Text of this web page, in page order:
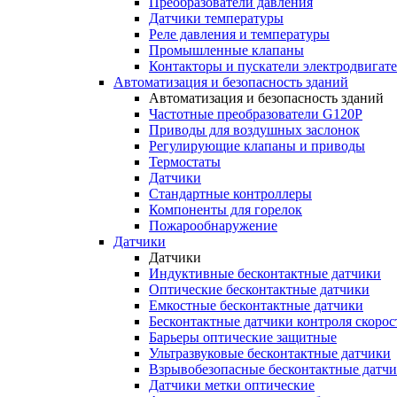
Датчики температуры
Реле давления и температуры
Промышленные клапаны
Контакторы и пускатели
Автоматизация и безопасность зданий
Автоматизация и безопасность зданий
Частотные преобразователи G120P
Приводы для воздушных заслонок
Регулирующие клапаны и приводы
Термостаты
Датчики
Стандартные контроллеры
Компоненты для горелок
Пожарообнаружение
Датчики
Датчики
Индуктивные бесконтактные датчики
Оптические бесконтактные датчики
Емкостные бесконтактные датчики
Бесконтактные датчики контроля
Барьеры оптические защитные
Ультразвуковые бесконтактные датчики
Взрывобезопасные бесконтактные
Датчики метки оптические